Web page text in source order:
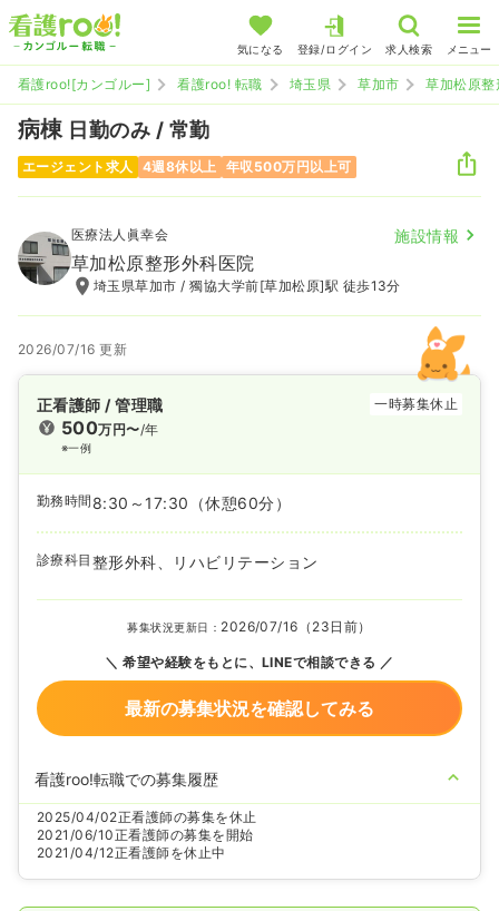
気になる 登録/ログイン 求人検索 メニュー
看護roo![カンゴルー] 看護roo! 転職 埼玉県 草加市 草加松原
病棟 日勤のみ / 常勤
エージェント求人 4週8休以上 年収500万円以上可
医療法人眞幸会 施設情報
草加松原整形外科医院
埼玉県草加市 / 獨協大学前[草加松原]駅 徒歩13分
2026/07/16 更新
正看護師 / 管理職 一時募集休止
500万円〜/年
※一例
勤務時間 8:30～17:30 （休憩60分）
診療科目 整形外科、リハビリテーション
募集状況更新日： 2026/07/16（23日前）
希望や経験をもとに、LINEで相談できる
最新の募集状況を確認してみる
看護roo!転職での募集履歴
2025/04/02正看護師の募集を休止
2021/06/10正看護師の募集を開始
2021/04/12正看護師を休止中